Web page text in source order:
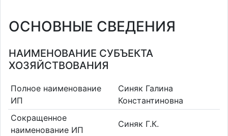
ОСНОВНЫЕ СВЕДЕНИЯ
НАИМЕНОВАНИЕ СУБЪЕКТА
ХОЗЯЙСТВОВАНИЯ
Полное наименование
ИП
Синяк Галина
Константиновна
Сокращенное
наименование ИП
Синяк Г.К.